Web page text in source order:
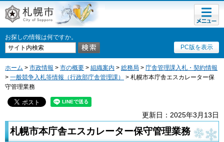
札幌市
お探しの情報は何ですか。
PC版を表示
メニュ
ー
ホーム > 市政情報 > 市の概要 > 組織案内 > 総務局 > 庁舎管理課入札・契約情報
> 一般競争入札等情報（行政部庁舎管理課）
> 札幌市本庁舎エスカレーター保
守管理業務
更新日：2025年3月13日
札幌市本庁舎エスカレーター保守管理業務